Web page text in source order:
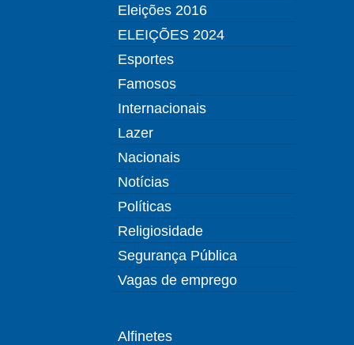
Eleições 2016
ELEIÇÕES 2024
Esportes
Famosos
Internacionais
Lazer
Nacionais
Notícias
Políticas
Religiosidade
Segurança Pública
Vagas de emprego
Alfinetes